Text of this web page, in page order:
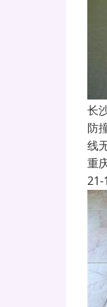
长
防
线
重
21-